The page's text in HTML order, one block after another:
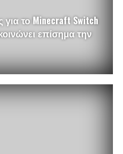
το Minecraft Switch
επίσημα την